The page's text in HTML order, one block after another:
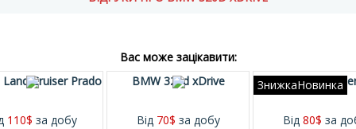
Вас може зацікавити:
Cruiser Prado
110$ за добу
BMW 320d xDrive
Від 70$ за добу
ЗнижкаНовинка
Toyota
Від 80$ за